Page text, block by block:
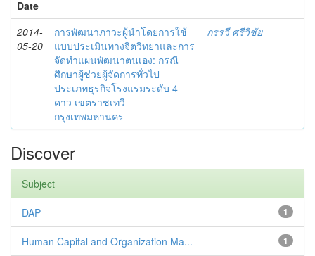
Date
2014-
05-20
การพัฒนาภาวะผู้นำโดยการใช้
แบบประเมินทางจิตวิทยาและการ
จัดทำแผนพัฒนาตนเอง: กรณี
ศึกษาผู้ช่วยผู้จัดการทั่วไป
ประเภทธุรกิจโรงแรมระดับ 4
ดาว เขตราชเทวี
กรุงเทพมหานคร
กรรวี ศรีวิชัย
Discover
Subject
1
DAP
1
Human Capital and Organization Ma...